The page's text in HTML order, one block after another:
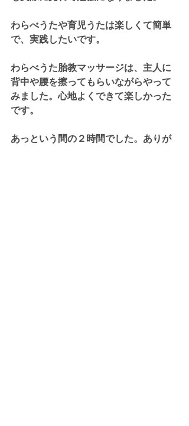
わらべうたや育児うたは楽しくて簡単
で、実践したいです。
わらべうた胎教マッサージは、主人に
背中や腰を擦ってもらいながらやって
みました。心地よくできて楽しかった
です。
あっという間の２時間でした。ありが